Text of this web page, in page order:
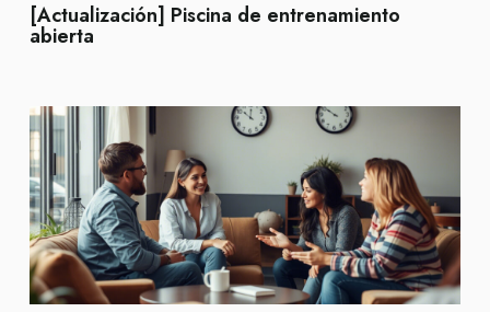
[Actualización] Piscina de entrenamiento
abierta